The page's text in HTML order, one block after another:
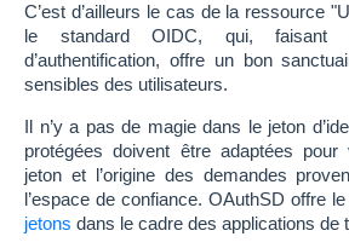
C’est d’ailleurs le cas de la ressource
le standard OIDC, qui, faisant
d’authentification, offre un bon
sensibles des utilisateurs.
Il n’y a pas de magie dans le jeton
protégées doivent être adaptées
jeton et l’origine des demandes
l’espace de confiance. OAuthSD offre
jetons dans le cadre des applications de